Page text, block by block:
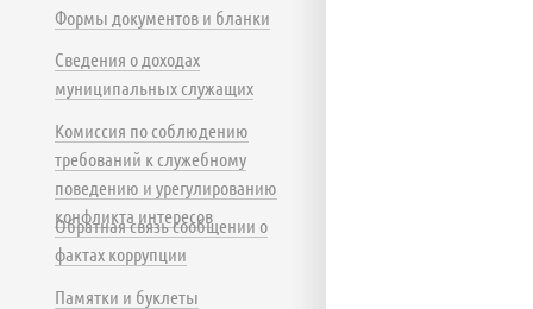
Формы документов и бланки
Сведения о доходах
муниципальных служащих
Комиссия по соблюдению
требований к служебному
поведению и урегулированию
конфликта интересов
Обратная связь сообщении о
фактах коррупции
Памятки и буклеты